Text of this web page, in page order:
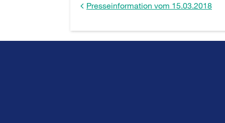
Presseinformation vom 15.03.2018